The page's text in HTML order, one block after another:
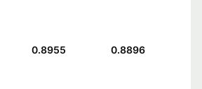
0.8955 0.8896